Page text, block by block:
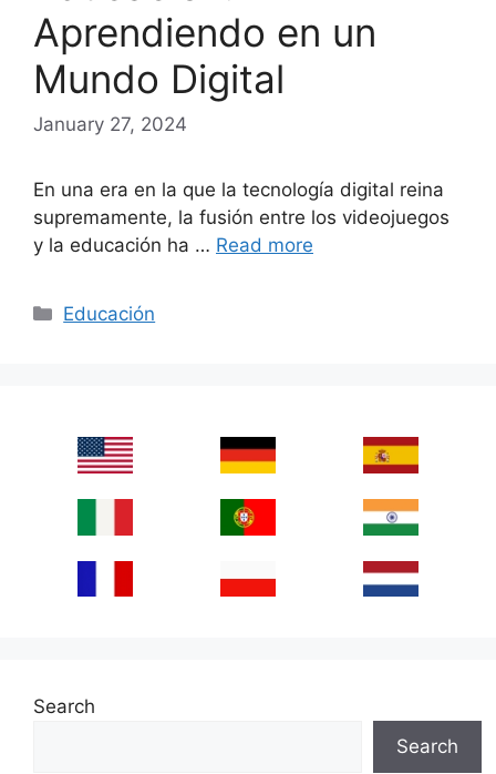
Aprendiendo en un
Mundo Digital
January 27, 2024
En una era en la que la tecnología digital reina
supremamente, la fusión entre los videojuegos
y la educación ha … Read more
Categories
Educación
Search
Search